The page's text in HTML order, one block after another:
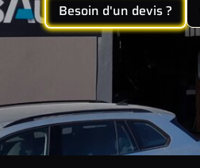
Besoin d'un devis ?